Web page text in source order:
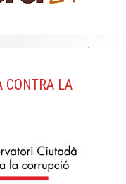
CONTRA LA